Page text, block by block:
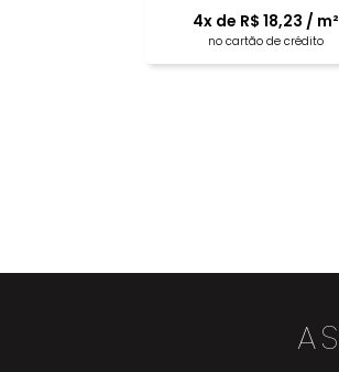
4x de R$ 18,23 / m²
no cartão de crédito
AS